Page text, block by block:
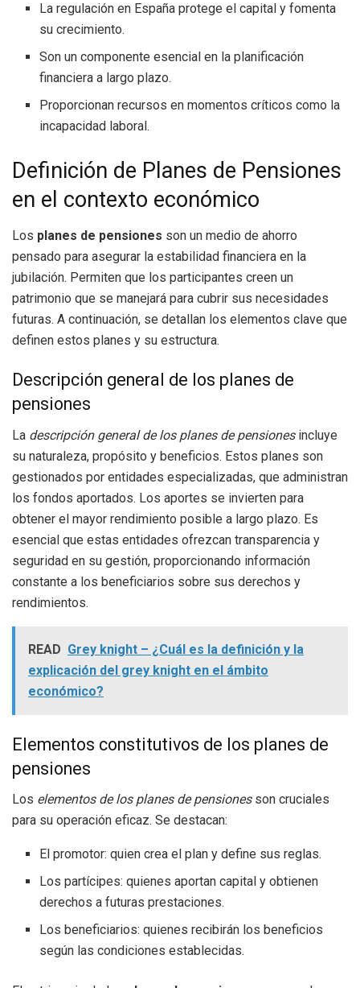
La regulación en España protege el capital y fomenta
su crecimiento.
Son un componente esencial en la planificación
financiera a largo plazo.
Proporcionan recursos en momentos críticos como la
incapacidad laboral.
Definición de Planes de Pensiones
en el contexto económico
Los planes de pensiones son un medio de ahorro
pensado para asegurar la estabilidad financiera en la
jubilación. Permiten que los participantes creen un
patrimonio que se manejará para cubrir sus necesidades
futuras. A continuación, se detallan los elementos clave que
definen estos planes y su estructura.
Descripción general de los planes de
pensiones
La descripción general de los planes de pensionesincluye
su naturaleza, propósito y beneficios. Estos planes son
gestionados por entidades especializadas, que administran
los fondos aportados. Los aportes se invierten para
obtener el mayor rendimiento posible a largo plazo. Es
esencial que estas entidades ofrezcan transparencia y
seguridad en su gestión, proporcionando información
constante a los beneficiarios sobre sus derechos y
rendimientos.
READ Grey knight – ¿Cuál es la definición y la
explicación del grey knight en el ámbito
económico?
Elementos constitutivos de los planes de
pensiones
Los elementos de los planes de pensionesson cruciales
para su operación eficaz. Se destacan:
El promotor: quien crea el plan y define sus reglas.
Los partícipes: quienes aportan capital y obtienen
derechos a futuras prestaciones.
Los beneficiarios: quienes recibirán los beneficios
según las condiciones establecidas.